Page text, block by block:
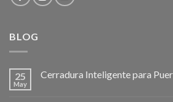
BLOG
25
May
Cerradura Inteligente para